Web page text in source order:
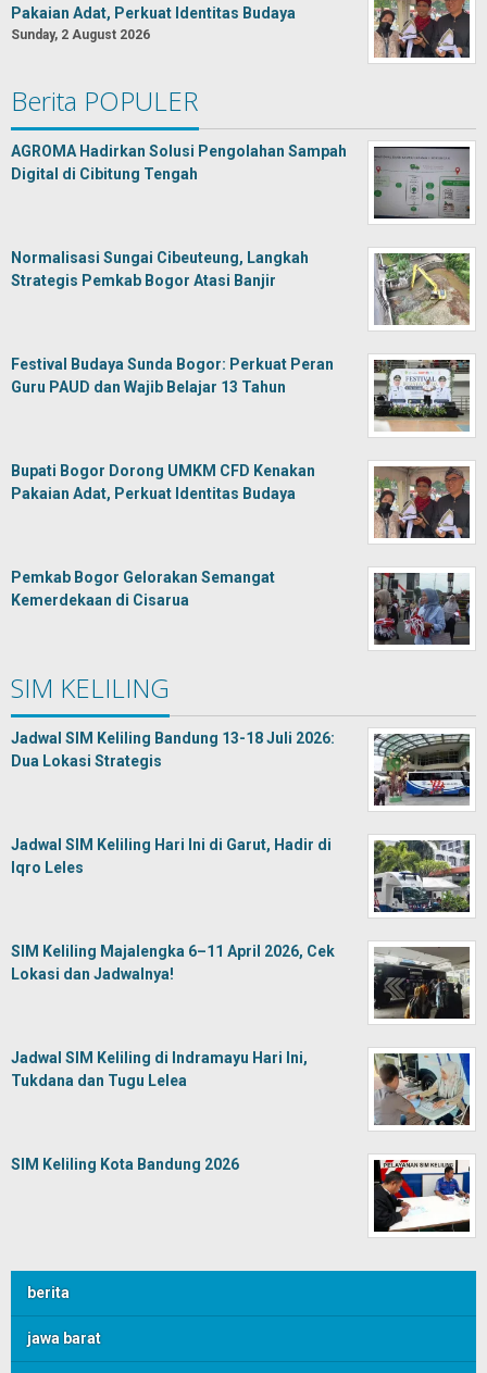
Pakaian Adat, Perkuat Identitas Budaya
Sunday, 2 August 2026
Berita POPULER
AGROMA Hadirkan Solusi Pengolahan Sampah
Digital di Cibitung Tengah
Normalisasi Sungai Cibeuteung, Langkah
Strategis Pemkab Bogor Atasi Banjir
Festival Budaya Sunda Bogor: Perkuat Peran
Guru PAUD dan Wajib Belajar 13 Tahun
Bupati Bogor Dorong UMKM CFD Kenakan
Pakaian Adat, Perkuat Identitas Budaya
Pemkab Bogor Gelorakan Semangat
Kemerdekaan di Cisarua
SIM KELILING
Jadwal SIM Keliling Bandung 13-18 Juli 2026:
Dua Lokasi Strategis
Jadwal SIM Keliling Hari Ini di Garut, Hadir di
Iqro Leles
SIM Keliling Majalengka 6–11 April 2026, Cek
Lokasi dan Jadwalnya!
Jadwal SIM Keliling di Indramayu Hari Ini,
Tukdana dan Tugu Lelea
SIM Keliling Kota Bandung 2026
berita
jawa barat